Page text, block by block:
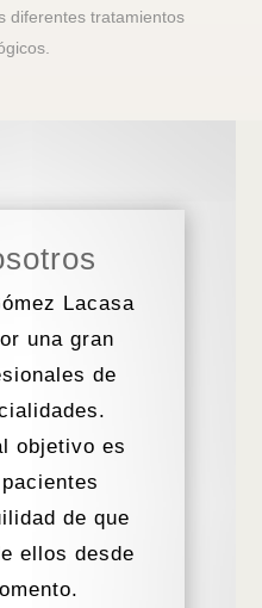
diferentes tratamientos
Lacasa
una gran
de
objetivo es
de que
ellos desde